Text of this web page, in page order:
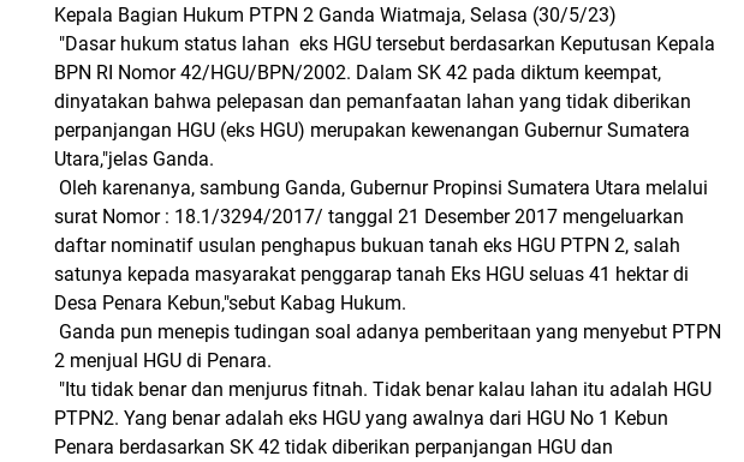
Kepala Bagian Hukum PTPN 2 Ganda Wiatmaja, Selasa (30/5/23)
"Dasar hukum status lahan eks HGU tersebut berdasarkan Keputusan Kepala
BPN RI Nomor 42/HGU/BPN/2002. Dalam SK 42 pada diktum keempat,
dinyatakan bahwa pelepasan dan pemanfaatan lahan yang tidak diberikan
perpanjangan HGU (eks HGU) merupakan kewenangan Gubernur Sumatera
Utara,"jelas Ganda.
Oleh karenanya, sambung Ganda, Gubernur Propinsi Sumatera Utara melalui
surat Nomor : 18.1/3294/2017/ tanggal 21 Desember 2017 mengeluarkan
daftar nominatif usulan penghapus bukuan tanah eks HGU PTPN 2, salah
satunya kepada masyarakat penggarap tanah Eks HGU seluas 41 hektar di
Desa Penara Kebun,"sebut Kabag Hukum.
Ganda pun menepis tudingan soal adanya pemberitaan yang menyebut PTPN
2 menjual HGU di Penara.
"Itu tidak benar dan menjurus fitnah. Tidak benar kalau lahan itu adalah HGU
PTPN2. Yang benar adalah eks HGU yang awalnya dari HGU No 1 Kebun
Penara berdasarkan SK 42 tidak diberikan perpanjangan HGU dan